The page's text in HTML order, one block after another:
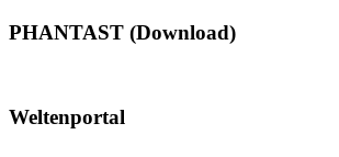
PHANTAST (Download)
Weltenportal